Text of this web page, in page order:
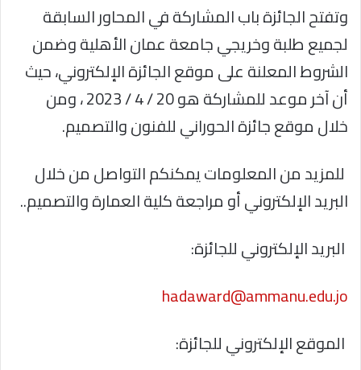
وتفتح الجائزة باب المشاركة في المحاور السابقة
لجميع طلبة وخريجي جامعة عمان الأهلية وضمن
الشروط المعلنة على موقع الجائزة الإلكتروني، حيث
أن آخر موعد للمشاركة هو 20 / 4 / 2023 ، ومن
خلال موقع جائزة الحوراني للفنون والتصميم.
للمزيد من المعلومات يمكنكم التواصل من خلال
البريد الإلكتروني أو مراجعة كلية العمارة والتصميم..
البريد الإلكتروني للجائزة:
hadaward@ammanu.edu.jo
الموقع الإلكتروني للجائزة: